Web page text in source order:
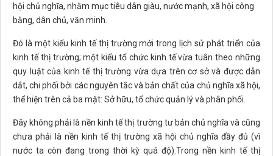
hội chủ nghĩa, nhằm mục tiêu dân giàu, nước mạnh, xã hội công
bằng, dân chủ, văn minh.
Đó là một kiểu kinh tế thị trường mới trong lịch sử phát triển của
kinh tế thị trường; một kiểu tổ chức kinh tế vừa tuân theo những
quy luật của kinh tế thị trường vừa dựa trên cơ sở và được dẫn
dắt, chi phối bởi các nguyên tắc và bản chất của chủ nghĩa xã hội,
thể hiện trên cả ba mặt: Sở hữu, tổ chức quản lý và phân phối.
Đây không phải là nền kinh tế thị trường tư bản chủ nghĩa và cũng
chưa phải là nền kinh tế thị trường xã hội chủ nghĩa đầy đủ (vì
nước ta còn đang trong thời kỳ quá độ).Trong nền kinh tế thị